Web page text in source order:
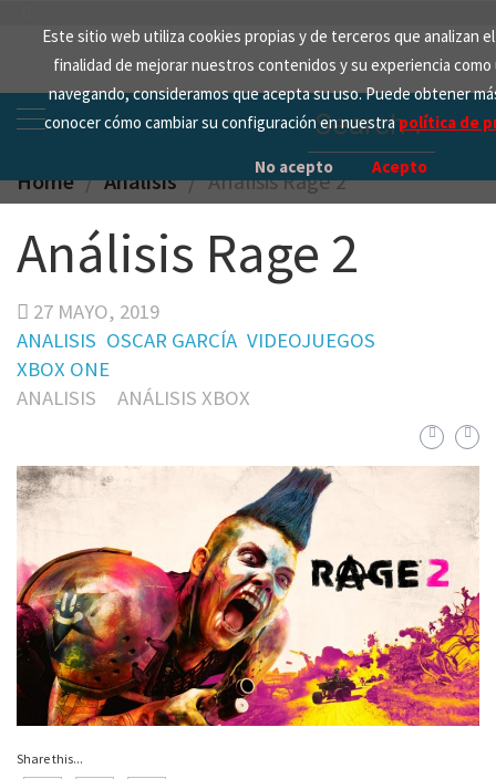
Este sitio web utiliza cookies propias y de terceros que analizan
finalidad de mejorar nuestros contenidos y su experiencia como
navegando, consideramos que acepta su uso. Puede obtener
conocer cómo cambiar su configuración en nuestrapolítica de
No acepto Acepto
content
Search
for:
Home Analisis Análisis Rage 2
Análisis Rage 2
27 MAYO, 2019
ANALISIS OSCAR GARCÍA VIDEOJUEGOS
XBOX ONE
ANALISIS
ANÁLISIS XBOX
Share this...